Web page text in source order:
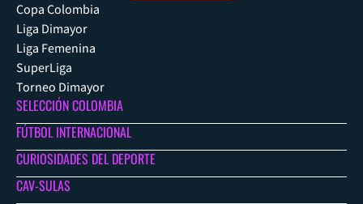
Copa Colombia
Liga Dimayor
Liga Femenina
SuperLiga
Torneo Dimayor
SELECCIÓN COLOMBIA
FÚTBOL INTERNACIONAL
CURIOSIDADES DEL DEPORTE
CAV-SULAS